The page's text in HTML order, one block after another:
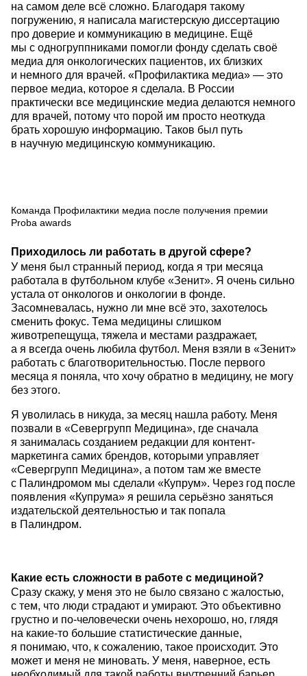
на самом деле всё сложно. Благодаря такому
погружению, я написала магистерскую диссертацию
про доверие и коммуникацию в медицине. Ещё
мы с одногруппниками помогли фонду сделать своё
медиа для онкологических пациентов, их близких
и немного для врачей. «Профилактика медиа» — это
первое медиа, которое я сделала. В России
практически все медицинские медиа делаются немного
для врачей, потому что порой им просто неоткуда
брать хорошую информацию. Таков был путь
в научную медицинскую коммуникацию.
Команда Профилактики медиа после получения премии
Proba awards
Приходилось ли работать в другой сфере?
У меня был странный период, когда я три месяца
работала в футбольном клубе «Зенит». Я очень сильно
устала от онкологов и онкологии в фонде.
Засомневалась, нужно ли мне всё это, захотелось
сменить фокус. Тема медицины слишком
животрепещуща, тяжела и местами раздражает,
а я всегда очень любила футбол. Меня взяли в «Зенит»
работать с благотворительностью. После первого
месяца я поняла, что хочу обратно в медицину, не могу
без этого.
Я уволилась в никуда, за месяц нашла работу. Меня
позвали в «Севергрупп Медицина», где сначала
я занималась созданием редакции для контент-
маркетинга самих брендов, которыми управляет
«Севергрупп Медицина», а потом там же вместе
с Палиндромом мы сделали «Купрум». Через год после
появления «Купрума» я решила серьёзно заняться
издательской деятельностью и так попала
в Палиндром.
Какие есть сложности в работе с медициной?
Сразу скажу, у меня это не было связано с жалостью,
с тем, что люди страдают и умирают. Это объективно
грустно и по-человечески очень нехорошо, но, глядя
на какие-то большие статистические данные,
я понимаю, что, к сожалению, такое происходит. Это
может и меня не миновать. У меня, наверное, есть